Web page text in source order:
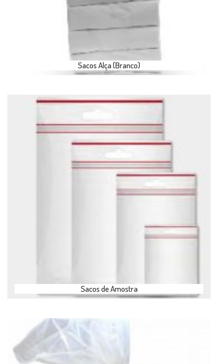
Sacos Alça (Branco)
Sacos de Amostra